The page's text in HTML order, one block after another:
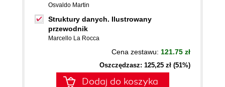
Osvaldo Martin
Struktury danych. Ilustrowany
przewodnik
Marcello La Rocca
Cena zestawu: 121.75 zł
Oszczędzasz: 125,25 zł (51%)
Dodaj do koszyka